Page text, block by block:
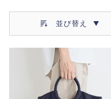
並び替え